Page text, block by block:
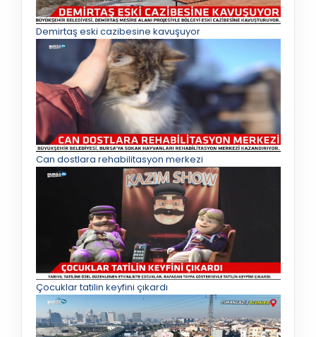
Demirtaş eski cazibesine kavuşuyor
Can dostlara rehabilitasyon merkezi
Çocuklar tatilin keyfini çıkardı